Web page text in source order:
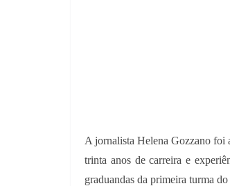
A jornalista Helena Gozzano foi
trinta anos de carreira e
graduandas da primeira turma